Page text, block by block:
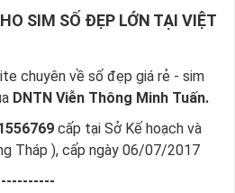
SIM SỐ ĐẸP LỚN TẠI VIỆT
chuyên về số đẹp giá rẻ - sim
DNTN Viễn Thông Minh Tuấn.
cấp tại Sở Kế hoạch và
Tháp ), cấp ngày 06/07/2017